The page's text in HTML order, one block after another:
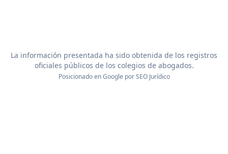
La información presentada ha sido obtenida de los registros
oficiales públicos de los colegios de abogados.
Posicionado en Google porSEO Jurídico